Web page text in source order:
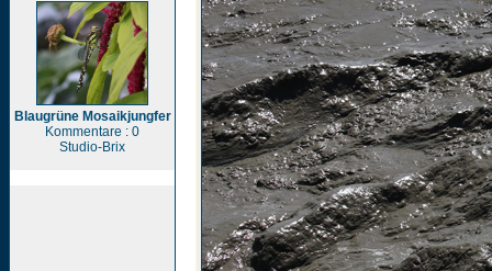
Blaugrüne Mosaikjungfer
Kommentare : 0
Studio-Brix